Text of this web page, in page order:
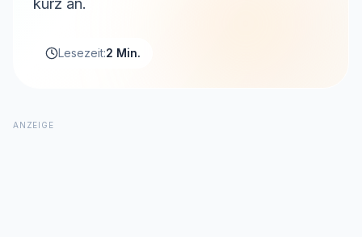
kurz an.
Lesezeit:2 Min.
ANZEIGE